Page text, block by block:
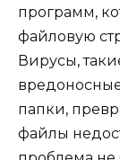
программ,
файловую
Вирусы,
папки,
файлы